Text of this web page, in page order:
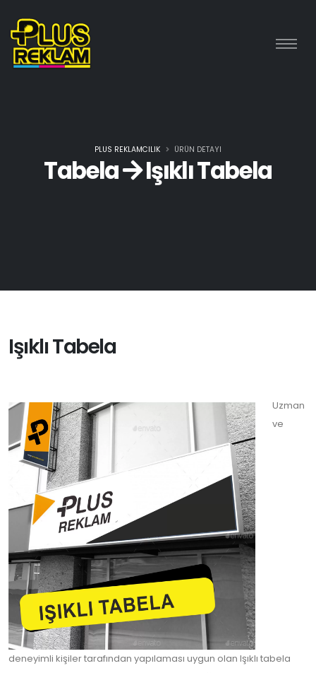
Tabela Işıklı Tabela
PLUS REKLAMCILIK ÜRÜN DETAYI
Işıklı Tabela
Uzman
ve
deneyimli kişiler tarafından yapılaması uygun olan Işıklı tabela